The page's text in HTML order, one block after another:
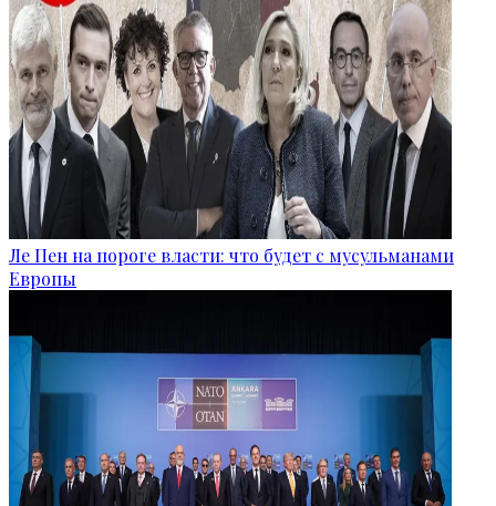
Ле Пен на пороге власти: что будет с мусульманами
Европы